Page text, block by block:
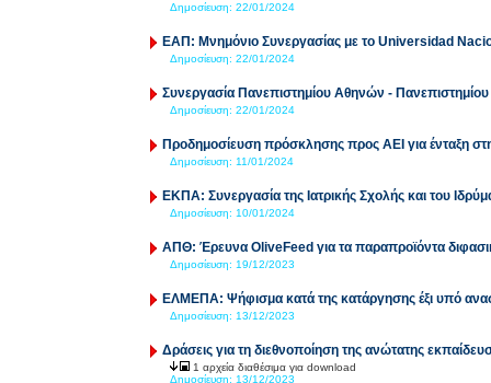
Δημοσίευση: 22/01/2024
ΕΑΠ: Μνημόνιο Συνεργασίας με το Universidad
Δημοσίευση: 22/01/2024
Συνεργασία Πανεπιστημίου Αθηνών -
Δημοσίευση: 22/01/2024
Προδημοσίευση πρόσκλησης προς ΑΕΙ για ένταξη
Δημοσίευση: 11/01/2024
ΕΚΠΑ: Συνεργασία της Ιατρικής Σχολής και του
Δημοσίευση: 10/01/2024
ΑΠΘ: Έρευνα OliveFeed για τα παραπροϊόντα
Δημοσίευση: 19/12/2023
ΕΛΜΕΠΑ: Ψήφισμα κατά της κατάργησης έξι υπό
Δημοσίευση: 13/12/2023
Δράσεις για τη διεθνοποίηση της ανώτατης
1 αρχεία διαθέσιμα για download
Δημοσίευση: 13/12/2023